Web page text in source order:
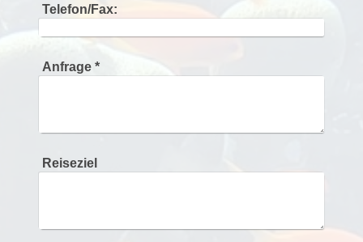
Telefon/Fax:
Anfrage*
Reiseziel